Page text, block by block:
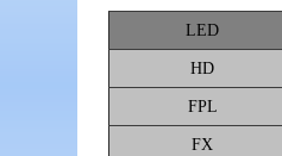
LED
HD
FPL
FX